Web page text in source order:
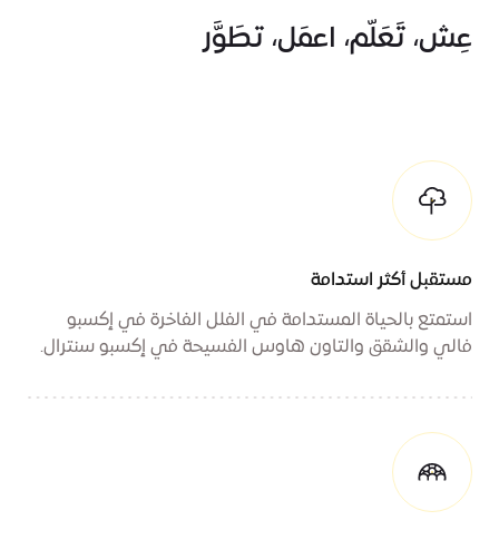
عِش، تَعَلّم، اعمَل، تطَوَّر
مستقبل أكثر استدامة
استمتع بالحياة المستدامة في الفلل الفاخرة في إكسبو
فالي والشقق والتاون هاوس الفسيحة في إكسبو سنترال.